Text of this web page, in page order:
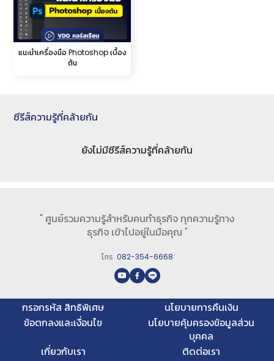
แนะนำเครื่องมือ Photoshop เบื้อง
ต้น
ซีรีส์ความรู้ที่คล้ายกัน
ยังไม่มีซีรีส์ความรู้ที่คล้ายกัน
" ศูนย์รวมความรู้สำหรับคนทำธุรกิจ ทุกความรู้ทาง
ธุรกิจ เข้าไปอยู่ในมือคุณ "
โทร. 082-354-6668
กรอกรหัส สิทธิพิเศษ
นโยบายการคืนเงิน
ข้อตกลงและเงื่อนไข
นโยบายคุ้มครองข้อมูลส่วน
บุคคล
เกี่ยวกับเรา
ติดต่อเรา